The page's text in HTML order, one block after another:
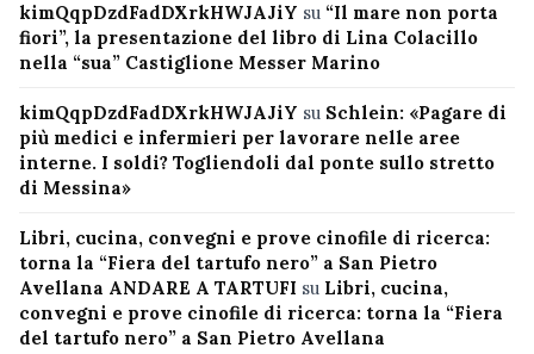
kimQqpDzdFadDXrkHWJAJiY su “Il mare non porta
fiori”, la presentazione del libro di Lina Colacillo
nella “sua” Castiglione Messer Marino
kimQqpDzdFadDXrkHWJAJiY su Schlein: «Pagare di
più medici e infermieri per lavorare nelle aree
interne. I soldi? Togliendoli dal ponte sullo stretto
di Messina»
Libri, cucina, convegni e prove cinofile di ricerca:
torna la “Fiera del tartufo nero” a San Pietro
Avellana ANDARE A TARTUFI su Libri, cucina,
convegni e prove cinofile di ricerca: torna la “Fiera
del tartufo nero” a San Pietro Avellana